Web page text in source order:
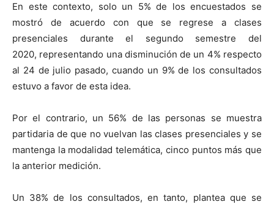
En este contexto, solo un 5% de los encuestados se
mostró de acuerdo con que se regrese a clases
presenciales durante el segundo semestre del
2020, representando una disminución de un 4% respecto
al 24 de julio pasado, cuando un 9% de los consultados
estuvo a favor de esta idea.
Por el contrario, un 56% de las personas se muestra
partidaria de que no vuelvan las clases presenciales y se
mantenga la modalidad telemática, cinco puntos más que
la anterior medición.
Un 38% de los consultados, en tanto, plantea que se